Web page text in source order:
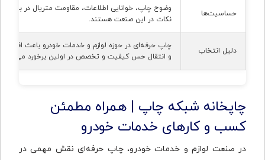
حساسیت‌ها
وضوح چاپ، خوانایی اطلاعات، مقاومت متریال در برابر
نکات در این صنعت هستند.
دلیل انتخاب
چاپ حرفه‌ای در حوزه لوازم و خدمات خودرو باعث افزایش
و انتقال حس کیفیت و تخصص در اولین برخورد می‌شود.
چاپخانه شبکه چاپ | همراه مطمئن
کسب‌ و کارهای خدمات خودرو
در صنعت لوازم و خدمات خودرو، چاپ حرفه‌ای نقش مهمی در